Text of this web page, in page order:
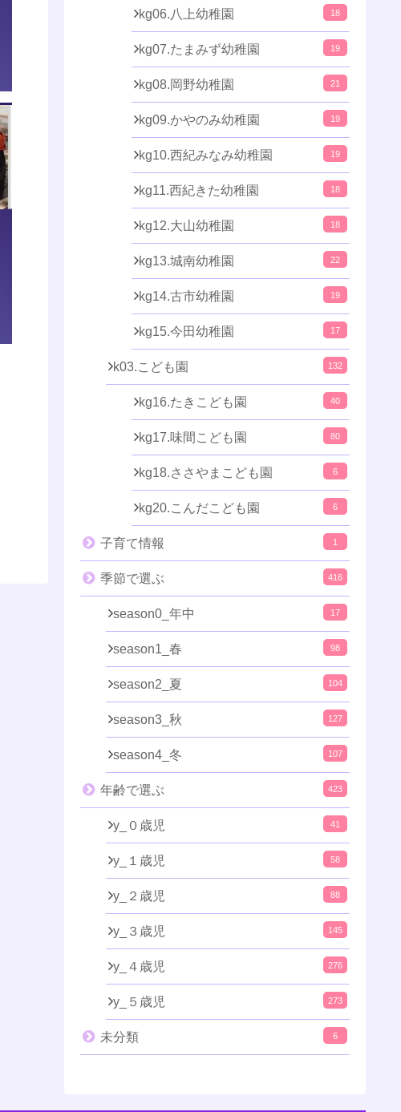
kg06.八上幼稚園 18
kg07.たまみず幼稚園 19
kg08.岡野幼稚園 21
kg09.かやのみ幼稚園 19
kg10.西紀みなみ幼稚園 19
kg11.西紀きた幼稚園 18
kg12.大山幼稚園 18
kg13.城南幼稚園 22
kg14.古市幼稚園 19
kg15.今田幼稚園 17
k03.こども園 132
kg16.たきこども園 40
kg17.味間こども園 80
kg18.ささやまこども園 6
kg20.こんだこども園 6
子育て情報 1
季節で選ぶ 416
season0_年中 17
season1_春 98
season2_夏 104
season3_秋 127
season4_冬 107
年齢で選ぶ 423
y_０歳児 41
y_１歳児 58
y_２歳児 88
y_３歳児 145
y_４歳児 276
y_５歳児 273
未分類 6